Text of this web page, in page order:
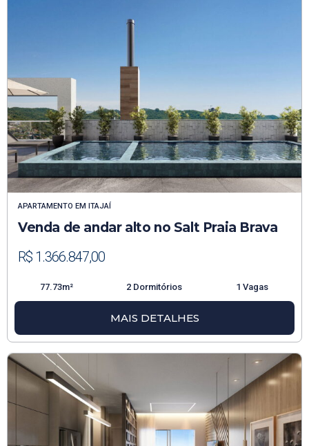
APARTAMENTO EM ITAJAÍ
Venda de andar alto no Salt Praia Brava
R$ 1.366.847,00
77.73m² 2 Dormitórios 1 Vagas
MAIS DETALHES